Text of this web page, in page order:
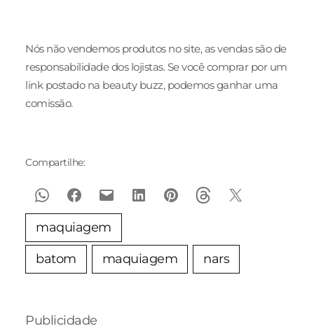
Nós não vendemos produtos no site, as vendas são de
responsabilidade dos lojistas. Se você comprar por um
link postado na beauty buzz, podemos ganhar uma
comissão.
Compartilhe:
maquiagem
batom maquiagem nars
Publicidade